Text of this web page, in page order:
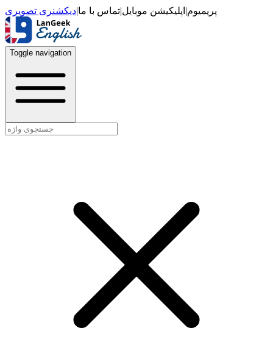
پریمیوم| اپلیکیشن موبایل|تماس با ما|دیکشنری تصویری
Toggle navigation